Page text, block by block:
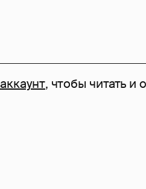
, чтобы читать и